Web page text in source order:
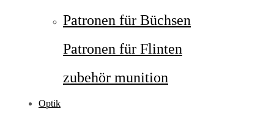
Patronen für Büchsen
Patronen für Flinten
zubehör munition
Optik